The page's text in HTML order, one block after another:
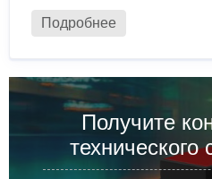
Подробнее
Получите
технического